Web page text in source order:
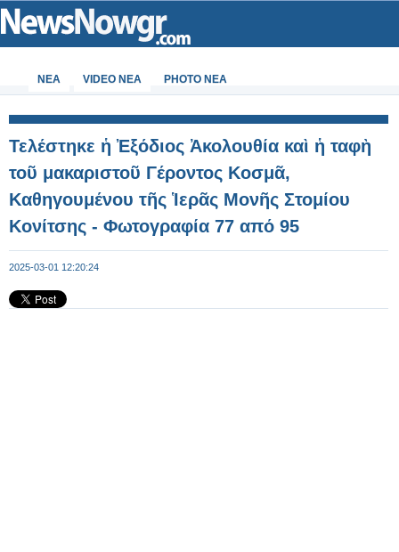
ΝΕΑ VIDEO NEA PHOTO NEA
Τελέστηκε ἡ Ἐξόδιος Ἀκολουθία καὶ ἡ ταφὴ
τοῦ μακαριστοῦ Γέροντος Κοσμᾶ,
Καθηγουμένου τῆς Ἱερᾶς Μονῆς Στομίου
Κονίτσης - Φωτογραφία 77 από 95
2025-03-01 12:20:24